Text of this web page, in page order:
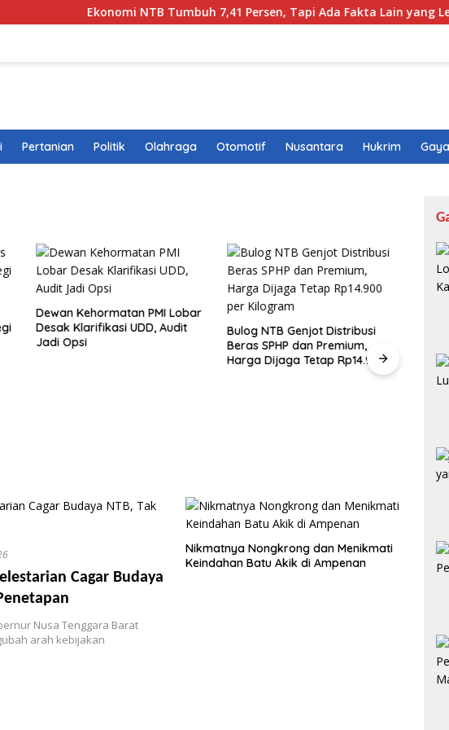
Ekonomi NTB Tumbuh 7,41 Persen, Tapi Ada Fakta Lain yang Lebih
Pertanian Politik Olahraga Otomotif Nusantara Hukrim
Dewan Kehormatan PMI Lobar
Desak Klarifikasi UDD, Audit
Jadi Opsi
Bulog NTB Genjot Distribusi
Beras SPHP dan Premium,
Harga Dijaga Tetap Rp14.900
Cagar Budaya
Nusa Tenggara Barat
arah kebijakan
Nikmatnya Nongkrong dan Menikmati
Keindahan Batu Akik di Ampenan